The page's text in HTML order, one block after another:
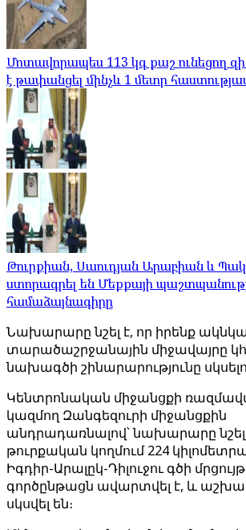
Մոտավորապես 113 կգ քաշ ունեցող
է թափանցել մինչև 1 մետր
Թուրքիան, Սաուդյան Արաբիան և
ստորագրել են Մեքքայի
համաձայնագիրը
Նախարարը նշել է, որ իրենք
տարածաշրջանային միջավայրը
նախագծի շինարարությունը
Կենտրոնական միջանցքի
կազմող Զանգեզուրի միջանցքին
անդրադառնալով՝ նախարարը նշել
թուրքական կողմում 224
Իգդիր-Արալըկ-Դիլուջու գծի
գործընթացն ավարտվել է, և
սկսվել են։